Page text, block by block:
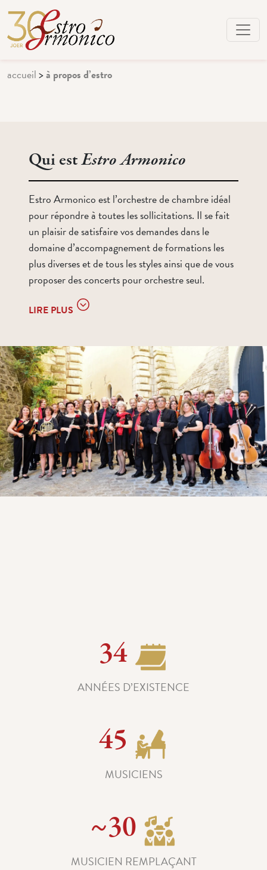
accueil>à propos d’estro
Qui estEstro Armonico
Estro Armonico est l’orchestre de chambre idéal
pour répondre à toutes les sollicitations. Il se fait
un plaisir de satisfaire vos demandes dans le
domaine d’accompagnement de formations les
plus diverses et de tous les styles ainsi que de vous
proposer des concerts pour orchestre seul.
LIRE PLUS
34
ANNÉES D’EXISTENCE
45
MUSICIENS
~30
MUSICIEN REMPLAÇANT